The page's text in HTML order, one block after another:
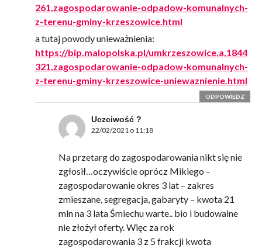
261,zagospodarowanie-odpadow-komunalnych-
z-terenu-gminy-krzeszowice.html
a tutaj powody unieważnienia:
https://bip.malopolska.pl/umkrzeszowice,a,1844
321,zagospodarowanie-odpadow-komunalnych-
z-terenu-gminy-krzeszowice-uniewaznienie.html
ODPOWIEDZ
Uczciwość ?
22/02/2021 o 11:18
Na przetarg do zagospodarowania nikt się nie
zgłosił…oczywiście oprócz Mikiego –
zagospodarowanie okres 3 lat – zakres
zmieszane, segregacja, gabaryty – kwota 21
mln na 3 lata Śmiechu warte.. bio i budowalne
nie złożył oferty. Więc za rok
zagospodarowania 3 z 5 frakcji kwota